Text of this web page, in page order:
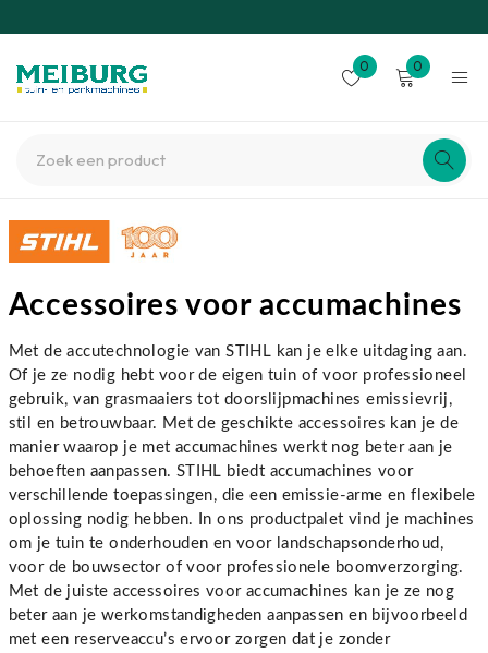
0 0
Accessoires voor accumachines
Met de accutechnologie van STIHL kan je elke uitdaging aan.
Of je ze nodig hebt voor de eigen tuin of voor professioneel
gebruik, van grasmaaiers tot doorslijpmachines emissievrij,
stil en betrouwbaar. Met de geschikte accessoires kan je de
manier waarop je met accumachines werkt nog beter aan je
behoeften aanpassen. STIHL biedt accumachines voor
verschillende toepassingen, die een emissie-arme en flexibele
oplossing nodig hebben. In ons productpalet vind je machines
om je tuin te onderhouden en voor landschapsonderhoud,
voor de bouwsector of voor professionele boomverzorging.
Met de juiste accessoires voor accumachines kan je ze nog
beter aan je werkomstandigheden aanpassen en bijvoorbeeld
met een reserveaccu’s ervoor zorgen dat je zonder